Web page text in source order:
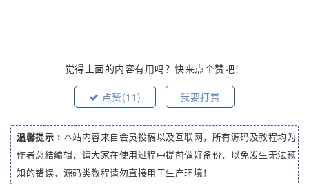
觉得上面的内容有用吗？快来点个赞吧！
点赞(11) 我要打赏
温馨提示 : 本站内容来自会员投稿以及互联网，所有源码及教程均为
作者总结编辑，请大家在使用过程中提前做好备份，以免发生无法预
知的错误，源码类教程请勿直接用于生产环境！